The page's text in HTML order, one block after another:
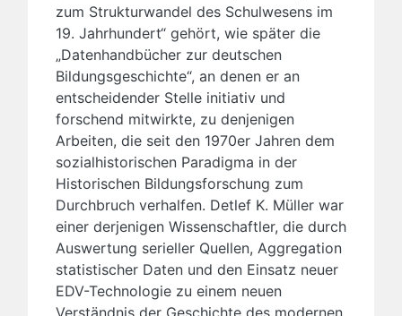
zum Strukturwandel des Schulwesens im
19. Jahrhundert“ gehört, wie später die
„Datenhandbücher zur deutschen
Bildungsgeschichte“, an denen er an
entscheidender Stelle initiativ und
forschend mitwirkte, zu denjenigen
Arbeiten, die seit den 1970er Jahren dem
sozialhistorischen Paradigma in der
Historischen Bildungsforschung zum
Durchbruch verhalfen. Detlef K. Müller war
einer derjenigen Wissenschaftler, die durch
Auswertung serieller Quellen, Aggregation
statistischer Daten und den Einsatz neuer
EDV-Technologie zu einem neuen
Verständnis der Geschichte des modernen